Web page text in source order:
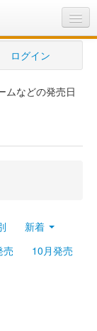
ログイン
ムなどの発売日
新着
売 10月発売